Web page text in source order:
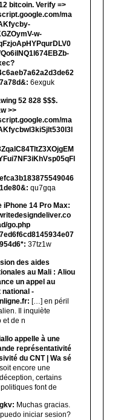
bitсоin. Verify =>
ma
w-
6exguk
52 828 $$$.
>>
ma
qu7gqa
iPhone 14 Pro Max:
go.php
37tz1w
des aides
au Mali : Aliou
un appel au
-
[…] en péril
Il inquiète
et de n
appelle à une
représentativité
du CNT | Wa sé
encore une
certains
font de
Muchas gracias.
iniciar sesion?